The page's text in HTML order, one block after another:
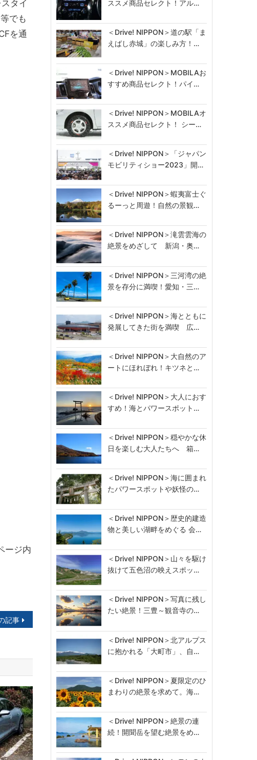
タイ
でも
を通
ージ内
記事
ススメ商品セレクト！アル…
＜Drive! NIPPON＞道の駅「ま
えばし赤城」の楽しみ方！…
＜Drive! NIPPON＞MOBILAお
すすめ商品セレクト！パイ…
＜Drive! NIPPON＞MOBILAオ
ススメ商品セレクト！ シー…
＜Drive! NIPPON＞「ジャパン
モビリティショー2023」開…
＜Drive! NIPPON＞蝦夷富士ぐ
るーっと周遊！自然の景観…
＜Drive! NIPPON＞滝雲雲海の
絶景をめざして 新潟・奥…
＜Drive! NIPPON＞三河湾の絶
景を存分に満喫！愛知・三…
＜Drive! NIPPON＞海とともに
発展してきた街を満喫 広…
＜Drive! NIPPON＞大自然のア
ートにほれぼれ！キツネと…
＜Drive! NIPPON＞大人におす
すめ！海とパワースポット…
＜Drive! NIPPON＞穏やかな休
日を楽しむ大人たちへ 箱…
＜Drive! NIPPON＞海に囲まれ
たパワースポットや妖怪の…
＜Drive! NIPPON＞歴史的建造
物と美しい湖畔をめぐる 会…
＜Drive! NIPPON＞山々を駆け
抜けて五色沼の映えスポッ…
＜Drive! NIPPON＞写真に残し
たい絶景！三豊～観音寺の…
＜Drive! NIPPON＞北アルプス
に抱かれる「大町市」、自…
＜Drive! NIPPON＞夏限定のひ
まわりの絶景を求めて。海…
＜Drive! NIPPON＞絶景の連
続！開聞岳を望む絶景をめ…